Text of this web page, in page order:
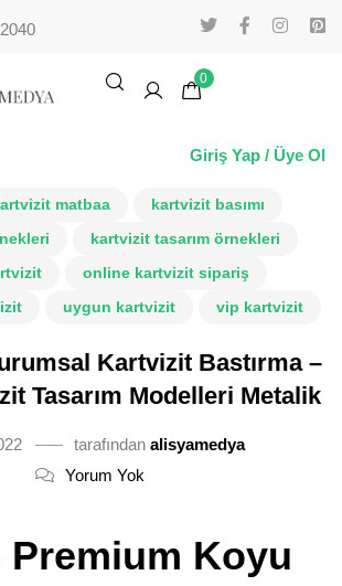
0
Giriş Yap / Üye Ol
matbaa
kartvizit basımı
kartvizit tasarım örnekleri
online kartvizit sipariş
uygun kartvizit vip kartvizit
Kartvizit Bastırma –
Tasarım Modelleri Metalik
tarafından alisyamedya
Yorum Yok
Premium Koyu